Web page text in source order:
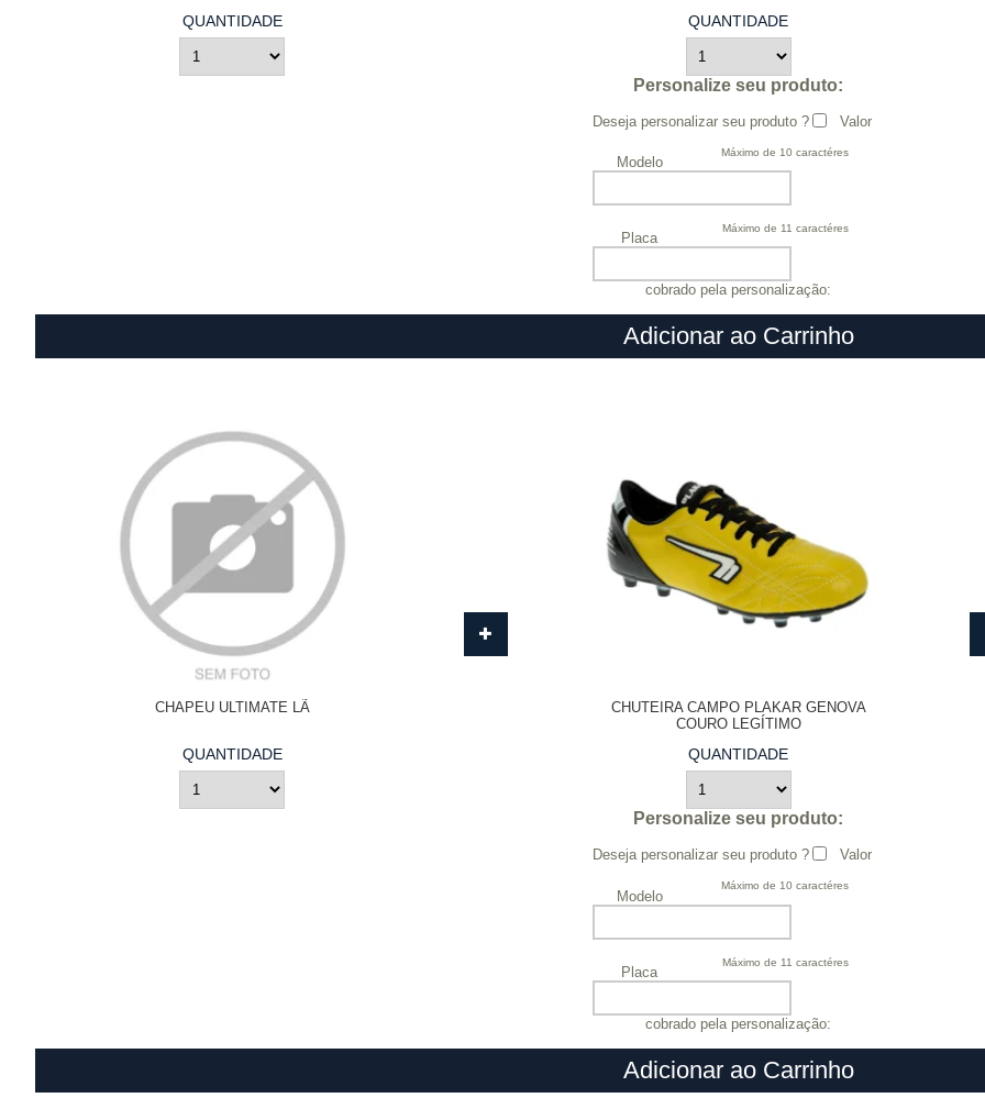
QUANTIDADE QUANTIDADE
Personalize seu produto:
Deseja personalizar seu produto ?
Modelo
Máximo de 10 caractéres
Placa
Máximo de 11 caractéres
Valor
cobrado pela personalização:
Adicionar ao Carrinho
CHAPEU ULTIMATE LÃ
QUANTIDADE
CHUTEIRA CAMPO PLAKAR GENOVA
COURO LEGÍTIMO
QUANTIDADE
Personalize seu produto:
Deseja personalizar seu produto ?
Modelo
Máximo de 10 caractéres
Placa
Máximo de 11 caractéres
Valor
cobrado pela personalização:
Adicionar ao Carrinho